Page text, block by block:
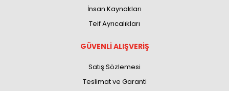
İnsan Kaynakları
Teif Ayrıcalıkları
GÜVENLİ ALIŞVERİŞ
Satış Sözlemesi
Teslimat ve Garanti